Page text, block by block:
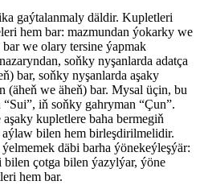
gaýtalanmaly däldir. Kupletleri
hem bar: mazmundan ýokarky we
we olary tersine ýapmak
soňky nyşanlarda adatça
bar, soňky nyşanlarda aşaky
(äheň we äheň) bar. Mysal üçin, bu
iň soňky gahryman “Çun”.
kupletlere baha bermegiň
bilen hem birleşdirilmelidir.
däbi barha ýönekeýleşýär:
bilen çotga bilen ýazylýar, ýöne
hem bar.